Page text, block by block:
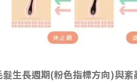
髮生長週期(粉色指標方向)與